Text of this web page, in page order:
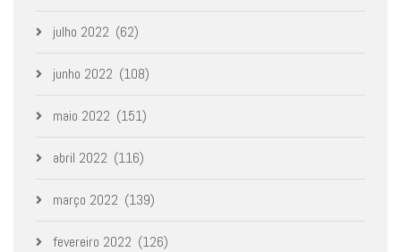
julho 2022 (62)
junho 2022 (108)
maio 2022 (151)
abril 2022 (116)
março 2022 (139)
fevereiro 2022 (126)